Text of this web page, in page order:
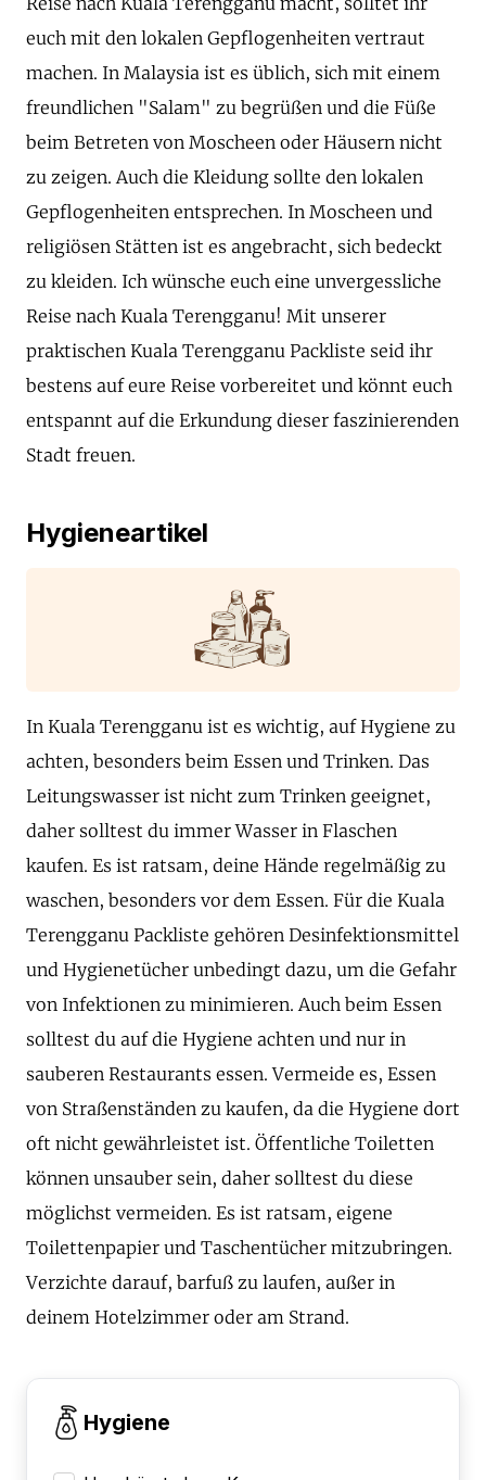
euch mit den lokalen Gepflogenheiten vertraut
machen. In Malaysia ist es üblich, sich mit einem
freundlichen "Salam" zu begrüßen und die Füße
beim Betreten von Moscheen oder Häusern nicht
zu zeigen. Auch die Kleidung sollte den lokalen
Gepflogenheiten entsprechen. In Moscheen und
religiösen Stätten ist es angebracht, sich bedeckt
zu kleiden. Ich wünsche euch eine unvergessliche
Reise nach Kuala Terengganu! Mit unserer
praktischen Kuala Terengganu Packliste seid ihr
bestens auf eure Reise vorbereitet und könnt euch
entspannt auf die Erkundung dieser faszinierenden
Stadt freuen.
Hygieneartikel
In Kuala Terengganu ist es wichtig, auf Hygiene zu
achten, besonders beim Essen und Trinken. Das
Leitungswasser ist nicht zum Trinken geeignet,
daher solltest du immer Wasser in Flaschen
kaufen. Es ist ratsam, deine Hände regelmäßig zu
waschen, besonders vor dem Essen. Für die Kuala
Terengganu Packliste gehören Desinfektionsmittel
und Hygienetücher unbedingt dazu, um die Gefahr
von Infektionen zu minimieren. Auch beim Essen
solltest du auf die Hygiene achten und nur in
sauberen Restaurants essen. Vermeide es, Essen
von Straßenständen zu kaufen, da die Hygiene dort
oft nicht gewährleistet ist. Öffentliche Toiletten
können unsauber sein, daher solltest du diese
möglichst vermeiden. Es ist ratsam, eigene
Toilettenpapier und Taschentücher mitzubringen.
Verzichte darauf, barfuß zu laufen, außer in
deinem Hotelzimmer oder am Strand.
Hygiene